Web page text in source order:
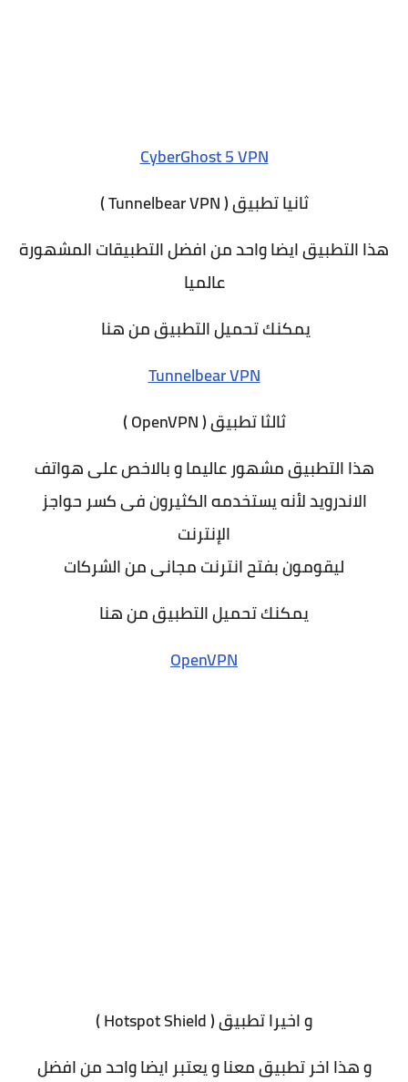
CyberGhost 5 VPN
ثانيا تطبيق ( Tunnelbear VPN )
هذا التطبيق ايضا واحد من افضل التطبيقات المشهورة
عالميا
يمكنك تحميل التطبيق من هنا
Tunnelbear VPN
ثالثا تطبيق ( OpenVPN )
هذا التطبيق مشهور عاليما و بالاخص على هواتف
الاندرويد لأنه يستخدمه الكثيرون فى كسر حواجز
الإنترنت
ليقومون بفتح انترنت مجانى من الشركات
يمكنك تحميل التطبيق من هنا
OpenVPN
و اخيرا تطبيق ( Hotspot Shield )
و هذا اخر تطبيق معنا و يعتبر ايضا واحد من افضل